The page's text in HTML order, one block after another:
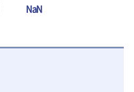
NaN